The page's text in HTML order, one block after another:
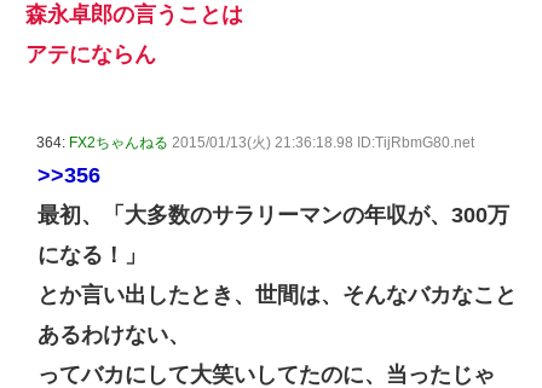
森永卓郎の言うことは
アテにならん
364: FX2ちゃんねる 2015/01/13(火) 21:36:18.98 ID:TijRbmG80.net
>>356
最初、「大多数のサラリーマンの年収が、300万
になる！」
とか言い出したとき、世間は、そんなバカなこと
あるわけない、
ってバカにして大笑いしてたのに、当ったじゃ